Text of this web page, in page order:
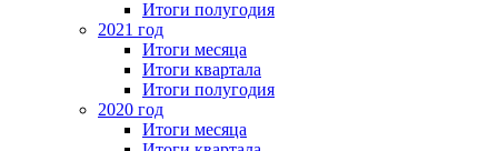
Итоги полугодия
2021 год
Итоги месяца
Итоги квартала
Итоги полугодия
2020 год
Итоги месяца